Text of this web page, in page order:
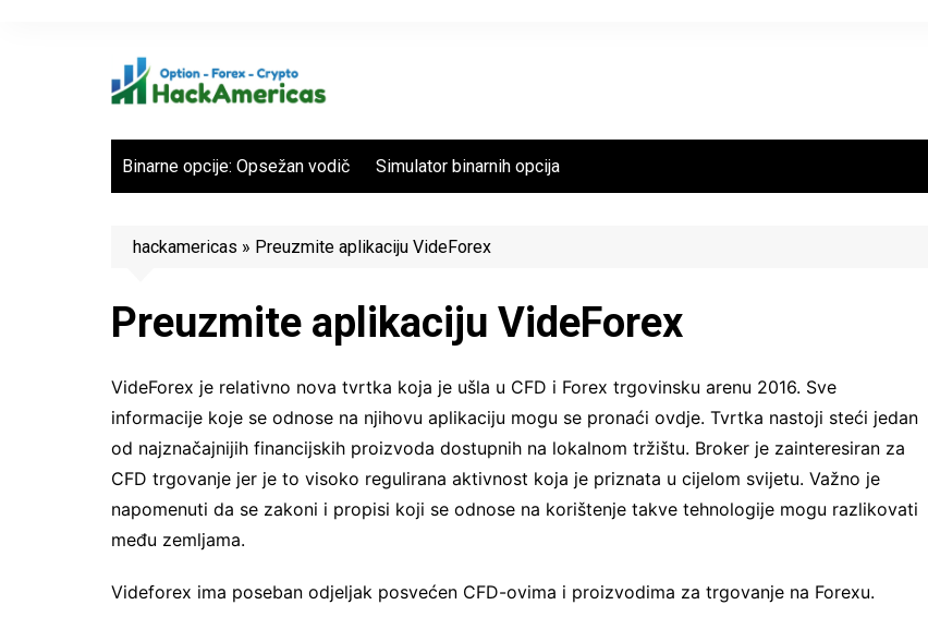
Binarne opcije: Opsežan vodič Simulator binarnih opcija
hackamericas » Preuzmite aplikaciju VideForex
Preuzmite aplikaciju VideForex
VideForex je relativno nova tvrtka koja je ušla u CFD i Forex trgovinsku arenu 2016. Sve
informacije koje se odnose na njihovu aplikaciju mogu se pronaći ovdje. Tvrtka nastoji steći jedan
od najznačajnijih financijskih proizvoda dostupnih na lokalnom tržištu. Broker je zainteresiran za
CFD trgovanje jer je to visoko regulirana aktivnost koja je priznata u cijelom svijetu. Važno je
napomenuti da se zakoni i propisi koji se odnose na korištenje takve tehnologije mogu razlikovati
među zemljama.
Videforex ima poseban odjeljak posvećen CFD-ovima i proizvodima za trgovanje na Forexu.